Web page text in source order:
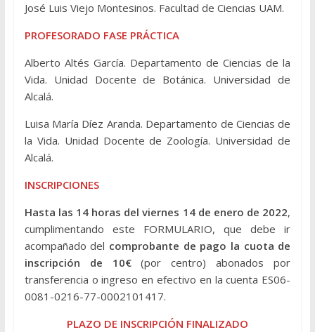
José Luis Viejo Montesinos. Facultad de Ciencias UAM.
PROFESORADO FASE PRÁCTICA
Alberto Altés García. Departamento de Ciencias de la
Vida. Unidad Docente de Botánica. Universidad de
Alcalá.
Luisa María Díez Aranda. Departamento de Ciencias de
la Vida. Unidad Docente de Zoología. Universidad de
Alcalá.
INSCRIPCIONES
Hasta las 14 horas del viernes 14 de enero de 2022,
cumplimentando este FORMULARIO, que debe ir
acompañado del comprobante de pago la cuota de
inscripción de 10€(por centro) abonados por
transferencia o ingreso en efectivo en la cuenta ES06-
0081-0216-77-0002101417.
PLAZO DE INSCRIPCIÓN FINALIZADO